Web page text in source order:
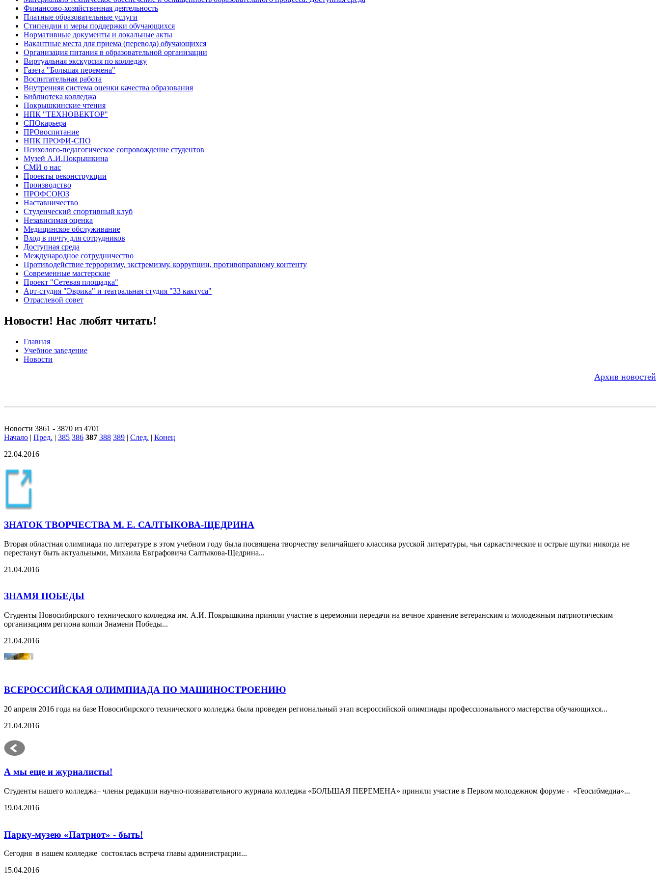
Финансово-хозяйственная деятельность
Платные образовательные услуги
Стипендии и меры поддержки обучающихся
Нормативные документы и локальные акты
Вакантные места для приема (перевода) обучающихся
Организация питания в образовательной организации
Виртуальная экскурсия по колледжу
Газета "Большая перемена"
Воспитательная работа
Внутренняя система оценки качества образования
Библиотека колледжа
Покрышкинские чтения
НПК "ТЕХНОВЕКТОР"
СПОкарьера
ПРОвоспитание
НПК ПРОФИ-СПО
Психолого-педагогическое сопровождение студентов
Музей А.И.Покрышкина
СМИ о нас
Проекты реконструкции
Производство
ПРОФСОЮЗ
Наставничество
Студенческий спортивный клуб
Независимая оценка
Медицинское обслуживание
Вход в почту для сотрудников
Доступная среда
Международное сотрудничество
Противодействие терроризму, экстремизму, коррупции, противоправному контенту
Современные мастерские
Проект "Сетевая площадка"
Арт-студия "Эврика" и театральная студия "33 кактуса"
Отраслевой совет
Новости! Нас любят читать!
Главная
Учебное заведение
Новости
Архив новостей
Новости 3861 - 3870 из 4701
Начало | Пред. | 385 386 387 388 389 | След. | Конец
22.04.2016
ЗНАТОК ТВОРЧЕСТВА М. Е. САЛТЫКОВА-ЩЕДРИНА
Вторая областная олимпиада по литературе в этом учебном году была посвящена творчеству величайшего классика русской литературы, чьи саркастические и острые шутки никогда не
перестанут быть актуальными, Михаила Евграфовича Салтыкова-Щедрина...
21.04.2016
ЗНАМЯ ПОБЕДЫ
Студенты Новосибирского технического колледжа им. А.И. Покрышкина приняли участие в церемонии передачи на вечное хранение ветеранским и молодежным патриотическим
организациям региона копии Знамени Победы...
21.04.2016
ВСЕРОССИЙСКАЯ ОЛИМПИАДА ПО МАШИНОСТРОЕНИЮ
20 апреля 2016 года на базе Новосибирского технического колледжа была проведен региональный этап всероссийской олимпиады профессионального мастерства обучающихся...
21.04.2016
А мы еще и журналисты!
Студенты нашего колледжа– члены редакции научно-познавательного журнала колледжа «БОЛЬШАЯ ПЕРЕМЕНА» приняли участие в Первом молодежном форуме - «Геосибмедиа»...
19.04.2016
Парку-музею «Патриот» - быть!
Сегодня в нашем колледже состоялась встреча главы администрации...
15.04.2016